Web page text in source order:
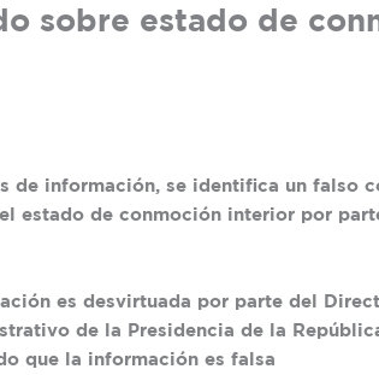
sobre estado de
de información, se identifica un falso
estado de conmoción interior por
es desvirtuada por parte del
de la Presidencia de la
que la información es falsa